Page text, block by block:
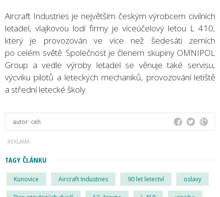
Aircraft Industries je největším českým výrobcem civilních
letadel, vlajkovou lodí firmy je víceúčelový letou L 410,
který je provozován ve více než šedesáti zemích
po celém světě. Společnost je členem skupiny OMNIPOL
Group a vedle výroby letadel se věnuje také servisu,
výcviku pilotů a leteckých mechaniků, provozování letiště
a střední letecké školy.
autor: ceh
TAGY ČLÁNKU
Kunovice Aircraft Industries 90 let letectví oslavy